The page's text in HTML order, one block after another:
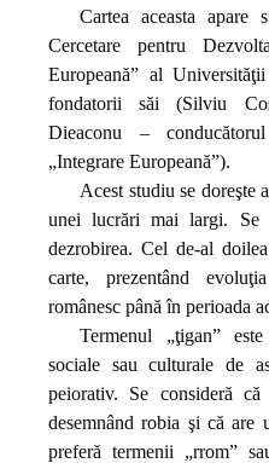
Cartea aceasta apare
Cercetare pentru
Europeană” al
fondatorii săi (Silviu
Dieaconu –
„Integrare Europeană”).
Acest studiu se doreşte
unei lucrări mai largi. Se
dezrobirea. Cel de‑al
carte, prezentând
românesc până în perioada
Termenul „ţigan”
sociale sau culturale de
peiorativ. Se consideră
desemnând robia şi că are
preferă termenii „rrom”